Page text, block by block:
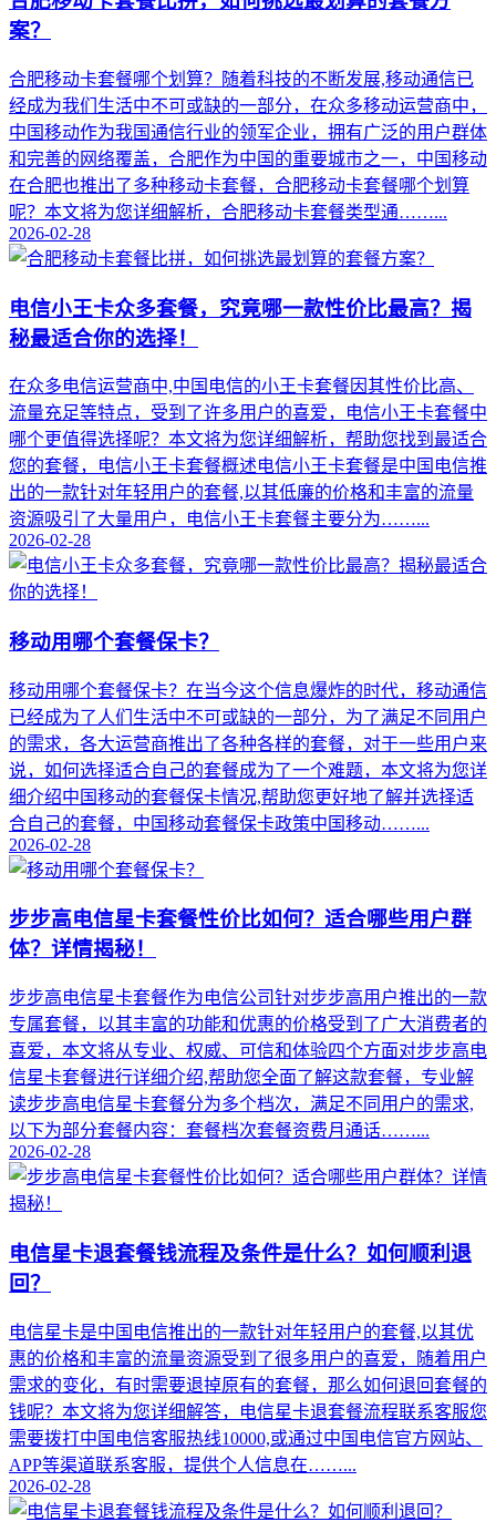
案？
合肥移动卡套餐哪个划算？随着科技的不断发展,移动通信已
经成为我们生活中不可或缺的一部分，在众多移动运营商中，
中国移动作为我国通信行业的领军企业，拥有广泛的用户群体
和完善的网络覆盖，合肥作为中国的重要城市之一，中国移动
在合肥也推出了多种移动卡套餐，合肥移动卡套餐哪个划算
呢？本文将为您详细解析，合肥移动卡套餐类型通……...
2026-02-28
电信小王卡众多套餐，究竟哪一款性价比最高？揭
秘最适合你的选择！
在众多电信运营商中,中国电信的小王卡套餐因其性价比高、
流量充足等特点，受到了许多用户的喜爱，电信小王卡套餐中
哪个更值得选择呢？本文将为您详细解析，帮助您找到最适合
您的套餐，电信小王卡套餐概述电信小王卡套餐是中国电信推
出的一款针对年轻用户的套餐,以其低廉的价格和丰富的流量
资源吸引了大量用户，电信小王卡套餐主要分为……...
2026-02-28
移动用哪个套餐保卡？
移动用哪个套餐保卡？在当今这个信息爆炸的时代，移动通信
已经成为了人们生活中不可或缺的一部分，为了满足不同用户
的需求，各大运营商推出了各种各样的套餐，对于一些用户来
说，如何选择适合自己的套餐成为了一个难题，本文将为您详
细介绍中国移动的套餐保卡情况,帮助您更好地了解并选择适
合自己的套餐，中国移动套餐保卡政策中国移动……...
2026-02-28
步步高电信星卡套餐性价比如何？适合哪些用户群
体？详情揭秘！
步步高电信星卡套餐作为电信公司针对步步高用户推出的一款
专属套餐，以其丰富的功能和优惠的价格受到了广大消费者的
喜爱，本文将从专业、权威、可信和体验四个方面对步步高电
信星卡套餐进行详细介绍,帮助您全面了解这款套餐，专业解
读步步高电信星卡套餐分为多个档次，满足不同用户的需求,
以下为部分套餐内容：套餐档次套餐资费月通话……...
2026-02-28
电信星卡退套餐钱流程及条件是什么？如何顺利退
回？
电信星卡是中国电信推出的一款针对年轻用户的套餐,以其优
惠的价格和丰富的流量资源受到了很多用户的喜爱，随着用户
需求的变化，有时需要退掉原有的套餐，那么如何退回套餐的
钱呢？本文将为您详细解答，电信星卡退套餐流程联系客服您
需要拨打中国电信客服热线10000,或通过中国电信官方网站、
APP等渠道联系客服，提供个人信息在……...
2026-02-28